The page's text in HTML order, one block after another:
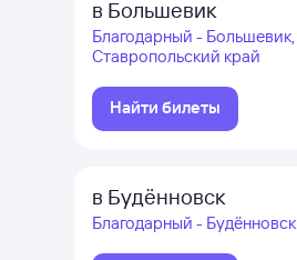
в Большевик
Благодарный - Большевик,
Ставропольский край
Найти билеты
в Будённовск
Благодарный - Будённовск